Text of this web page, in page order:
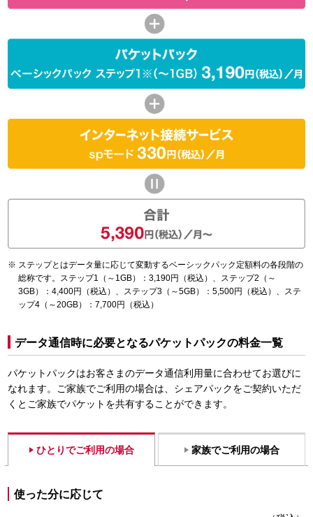
ステップとはデータ量に応じて変動するベーシックパック定額料の各段階の
総称です。ステップ1（～1GB）：3,190円（税込）、ステップ2（～
3GB）：4,400円（税込）、ステップ3（～5GB）：5,500円（税込）、ステ
ップ4（～20GB）：7,700円（税込）
データ通信時に必要となるパケットパックの料金一覧
パケットパックはお客さまのデータ通信利用量に合わせてお選びに
なれます。ご家族でご利用の場合は、シェアパックをご契約いただ
くとご家族でパケットを共有することができます。
ひとりでご利用の場合 家族でご利用の場合
使った分に応じて